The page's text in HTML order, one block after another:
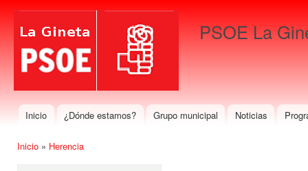
PSOE La
Menú principal
Inicio ¿Dónde estamos? Grupo municipal Noticias
Inicio » Herencia